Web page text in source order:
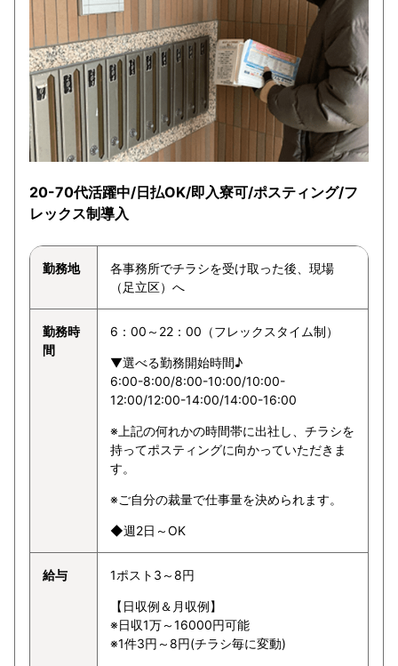
20-70代活躍中/日払OK/即入寮可/ポスティング/フ
レックス制導入
勤務地
各事務所でチラシを受け取った後、現場
（足立区）へ
勤務時
間
6：00～22：00（フレックスタイム制）
▼選べる勤務開始時間♪
6:00-8:00/8:00-10:00/10:00-
12:00/12:00-14:00/14:00-16:00
※上記の何れかの時間帯に出社し、チラシを
持ってポスティングに向かっていただきま
す。
※ご自分の裁量で仕事量を決められます。
◆週2日～OK
給与 1ポスト3～8円
【日収例＆月収例】
※日収1万～16000円可能
※1件3円～8円(チラシ毎に変動)